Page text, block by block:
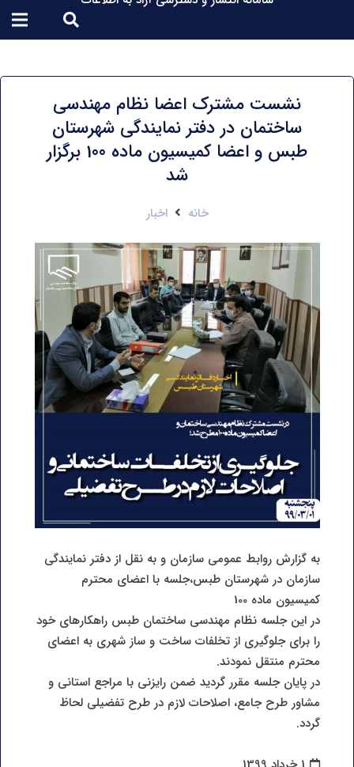
نشست مشترک اعضا نظام مهندسی
ساختمان در دفتر نمایندگی شهرستان
طبس و اعضا کمیسیون ماده 100 برگزار
شد
خانه اخبار
به گزارش روابط عمومی سازمان و به نقل از دفتر نمایندگی
سازمان در شهرستان طبس،جلسه با اعضای محترم
کمیسیون ماده 100
در این جلسه نظام مهندسی ساختمان طبس راهکارهای خود
را برای جلوگیری از تخلفات ساخت و ساز شهری به اعضای
محترم منتقل نمودند.
در پایان جلسه مقرر گردید ضمن رایزنی با مراجع استانی و
مشاور طرح جامع، اصلاحات لازم در طرح تفضیلی لحاظ
گردد.